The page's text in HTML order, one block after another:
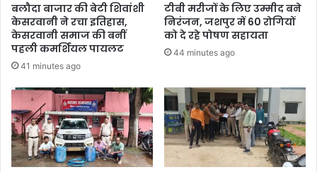
बलौदा बाजार की बेटी शिवांशी
केसरवानी ने रचा इतिहास,
केसरवानी समाज की बनीं
पहली कमर्शियल पायलट
41 minutes ago
टीबी मरीजों के लिए उम्मीद बने
निरंजन, जशपुर में 60 रोगियों
को दे रहे पोषण सहायता
44 minutes ago